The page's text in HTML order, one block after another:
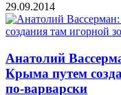
29.09.2014
Анатолий
Крыма путем
по-варварски